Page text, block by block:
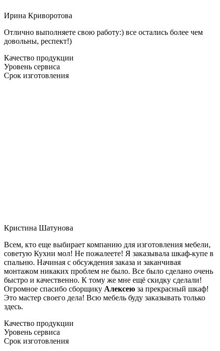
Ирина Криворотова
Отлично выполняете свою работу:) все остались более чем
довольны, респект!)
Качество продукции
Уровень сервиса
Срок изготовления
Кристина Шатунова
Всем, кто еще выбирает компанию для изготовления мебели,
советую Кухни мол! Не пожалеете! Я заказывала шкаф-купе в
спальню. Начиная с обсуждения заказа и заканчивая
монтажом никаких проблем не было. Все было сделано очень
быстро и качественно. К тому же мне ещё скидку сделали!
Огромное спасибо сборщику Алексею за прекрасный шкаф!
Это мастер своего дела! Всю мебель буду заказывать только
здесь.
Качество продукции
Уровень сервиса
Срок изготовления